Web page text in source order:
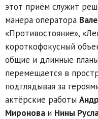
этот приём служит
манера оператора
«Противостояние»,
короткофокусный
общие и длинные
перемещается в
подглядывая за
актёрские работы
Миронова и Нины